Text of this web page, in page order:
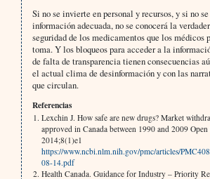
Si no se invierte en personal y recursos, y si no
información adecuada, no se conocerá la
seguridad de los medicamentos que los médicos
toma. Y los bloqueos para acceder a la
de falta de transparencia tienen consecuencias
el actual clima de desinformación y con las
que circulan.
Referencias
Lexchin J. How safe are new drugs? Market
approved in Canada between 1990 and 2009
2014;8(1)e1
https://www.ncbi.nlm.nih.gov/pmc/articles/
08-14.pdf
Health Canada. Guidance for Industry – Priority